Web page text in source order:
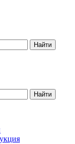
Найти
Найти